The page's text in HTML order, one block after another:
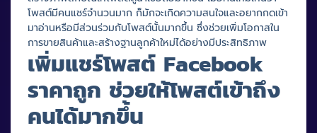
โพสต์มีคนแชร์จำนวนมาก ก็มักจะเกิดความสนใจและอยากกดเข้า
มาอ่านหรือมีส่วนร่วมกับโพสต์นั้นมากขึ้น ซึ่งช่วยเพิ่มโอกาสใน
การขายสินค้าและสร้างฐานลูกค้าใหม่ได้อย่างมีประสิทธิภาพ
เพิ่มแชร์โพสต์ Facebook
ราคาถูก ช่วยให้โพสต์เข้าถึง
คนได้มากขึ้น